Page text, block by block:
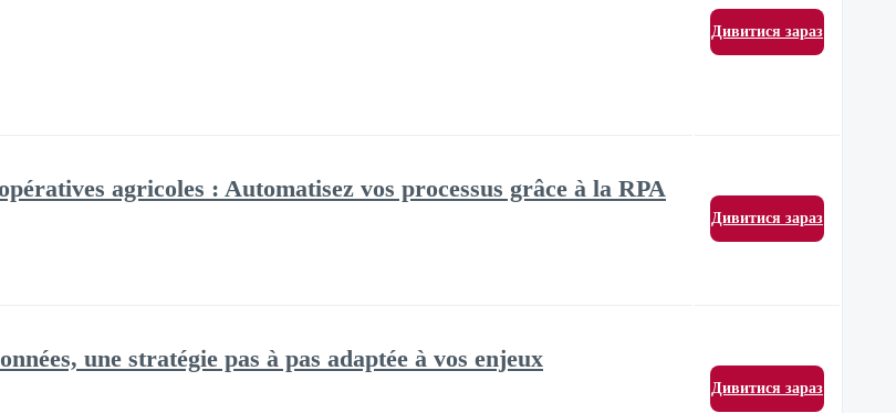
Дивитися зараз
agricoles : Automatisez vos processus grâce à la RPA
Дивитися зараз
une stratégie pas à pas adaptée à vos enjeux
Дивитися зараз